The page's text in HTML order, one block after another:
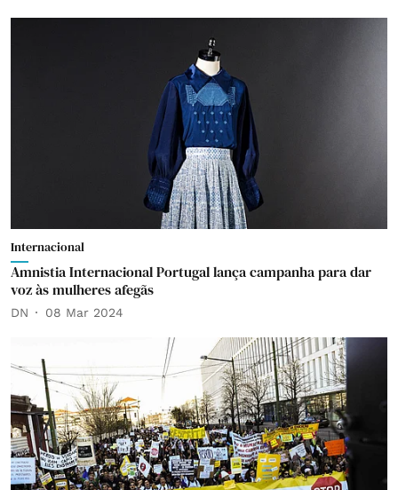
Internacional
Amnistia Internacional Portugal lança campanha para dar
voz às mulheres afegãs
DN 08 Mar 2024